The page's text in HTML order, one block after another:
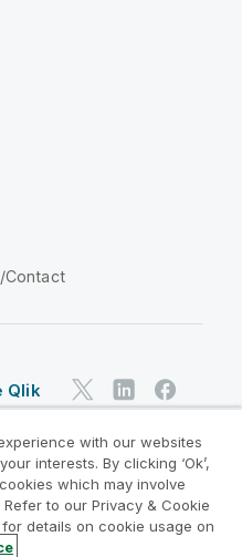
Contact
Qlik
légales
with our websites
interests. By clicking ‘Ok’,
which may involve
to our Privacy & Cookie
for details on cookie usage on